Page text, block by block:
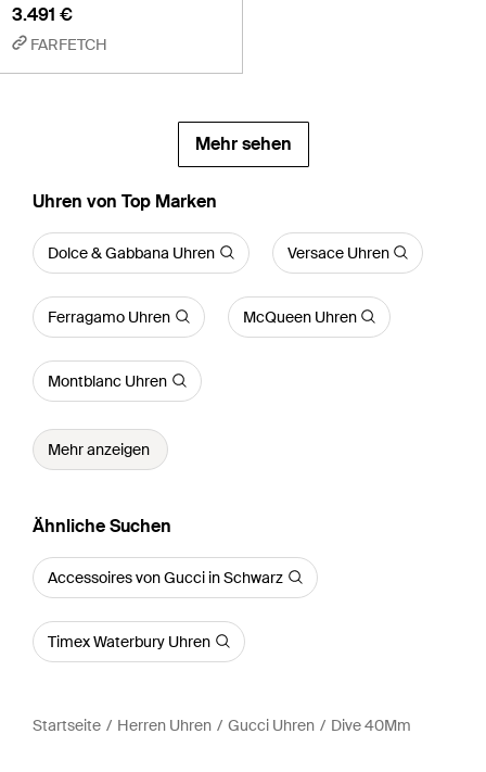
3.491 €
FARFETCH
Mehr sehen
Uhren von Top Marken
Dolce & Gabbana Uhren Versace Uhren
Ferragamo Uhren McQueen Uhren
Montblanc Uhren
Mehr anzeigen
Ähnliche Suchen
Accessoires von Gucci in Schwarz
Timex Waterbury Uhren
Startseite Herren Uhren Gucci Uhren Dive 40Mm